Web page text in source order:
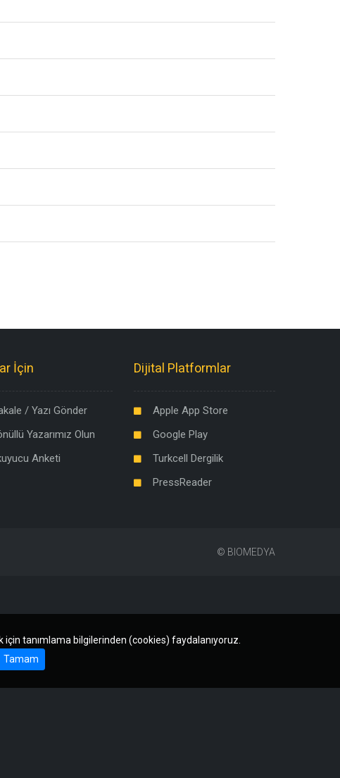
tanımlama bilgilerinden (cookies) faydalanıyoruz.
Tamam
İçin
/ Yazı Gönder
Yazarımız Olun
Anketi
Dijital Platformlar
Apple App Store
Google Play
Turkcell Dergilik
PressReader
© BIOMEDYA